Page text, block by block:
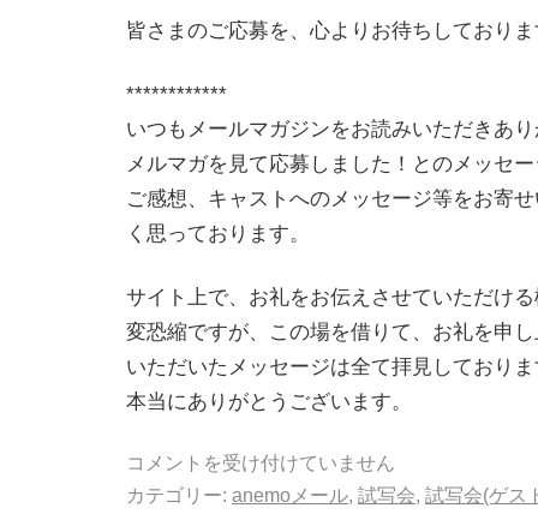
皆さまのご応募を、心よりお待ちしており
************
いつもメールマガジンをお読みいただきあ
メルマガを見て応募しました！とのメッセ
ご感想、キャストへのメッセージ等をお寄
く思っております。
サイト上で、お礼をお伝えさせていただけ
変恐縮ですが、この場を借りて、お礼を申
いただいたメッセージは全て拝見しており
本当にありがとうございます。
コメントを受け付けていません
カテゴリー: anemoメール, 試写会, 試写会(ゲス